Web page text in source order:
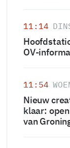
11:14
OV-
11:54
Nieuw
klaar:
van